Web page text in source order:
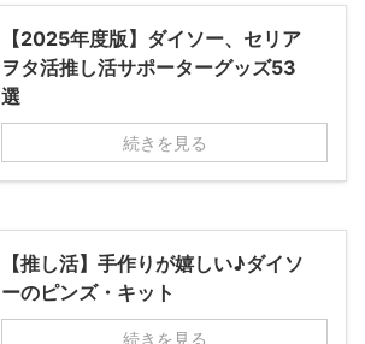
【2025年度版】ダイソー、セリア
ヲタ活推し活サポーターグッズ53
選
続きを見る
【推し活】手作りが嬉しい♪ダイソ
ーのピンズ・キット
続きを見る